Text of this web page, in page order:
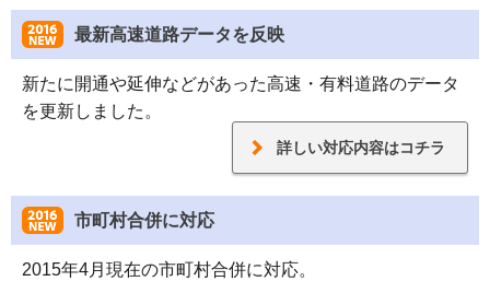
最新高速道路データを反映
新たに開通や延伸などがあった高速・有料道路のデータ
を更新しました。
詳しい対応内容はコチラ
市町村合併に対応
2015年4月現在の市町村合併に対応。